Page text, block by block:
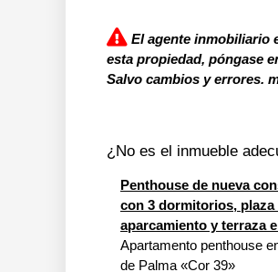
El agente inmobiliario
esta propiedad, póngase
Salvo cambios y errores.
¿No es el inmueble
Penthouse de nueva
con 3 dormitorios, plaza
aparcamiento y terraza
Apartamento penthouse
de Palma «Cor 39»